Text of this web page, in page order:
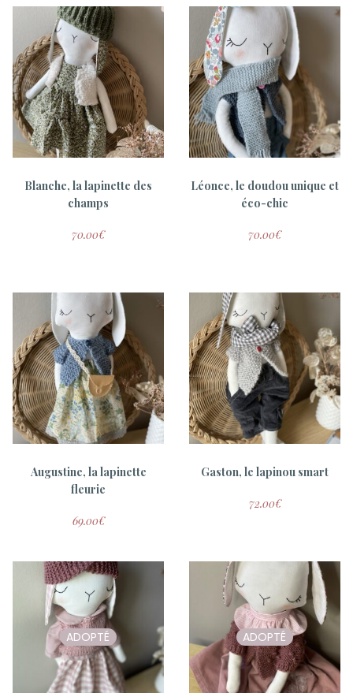
Blanche, la lapinette des
champs
70.00€
Léonce, le doudou unique et
éco-chic
70.00€
Augustine, la lapinette
fleurie
69.00€
Gaston, le lapinou smart
72.00€
ADOPTÉ ADOPTÉ